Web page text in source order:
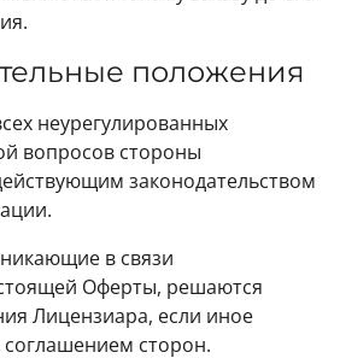
положения
неурегулированных
вопросов стороны
законодательством
в связи
Оферты, решаются
Лицензиара, если иное
сторон.